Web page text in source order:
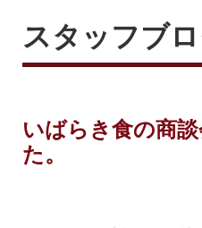
スタッフブ
いばらき食の商
た。